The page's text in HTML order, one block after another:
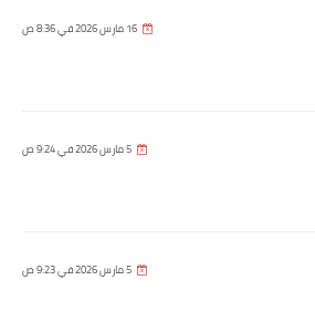
16 مارس 2026 في 8:36 ص
5 مارس 2026 في 9:24 ص
5 مارس 2026 في 9:23 ص